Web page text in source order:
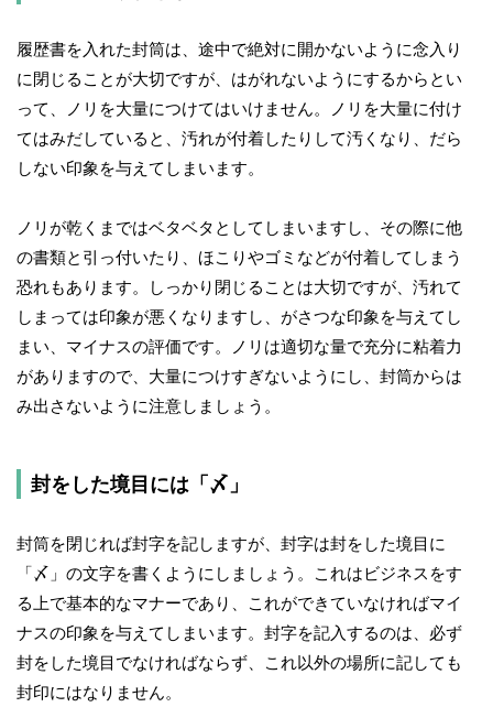
履歴書を入れた封筒は、途中で絶対に開かないように念入り
に閉じることが大切ですが、はがれないようにするからとい
って、ノリを大量につけてはいけません。ノリを大量に付け
てはみだしていると、汚れが付着したりして汚くなり、だら
しない印象を与えてしまいます。
ノリが乾くまではベタベタとしてしまいますし、その際に他
の書類と引っ付いたり、ほこりやゴミなどが付着してしまう
恐れもあります。しっかり閉じることは大切ですが、汚れて
しまっては印象が悪くなりますし、がさつな印象を与えてし
まい、マイナスの評価です。ノリは適切な量で充分に粘着力
がありますので、大量につけすぎないようにし、封筒からは
み出さないように注意しましょう。
封をした境目には「〆」
封筒を閉じれば封字を記しますが、封字は封をした境目に
「〆」の文字を書くようにしましょう。これはビジネスをす
る上で基本的なマナーであり、これができていなければマイ
ナスの印象を与えてしまいます。封字を記入するのは、必ず
封をした境目でなければならず、これ以外の場所に記しても
封印にはなりません。